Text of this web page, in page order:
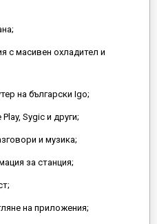
с масивен охладител и
на български Igo;
Sygic и други;
и музика;
за станция;
на приложения;